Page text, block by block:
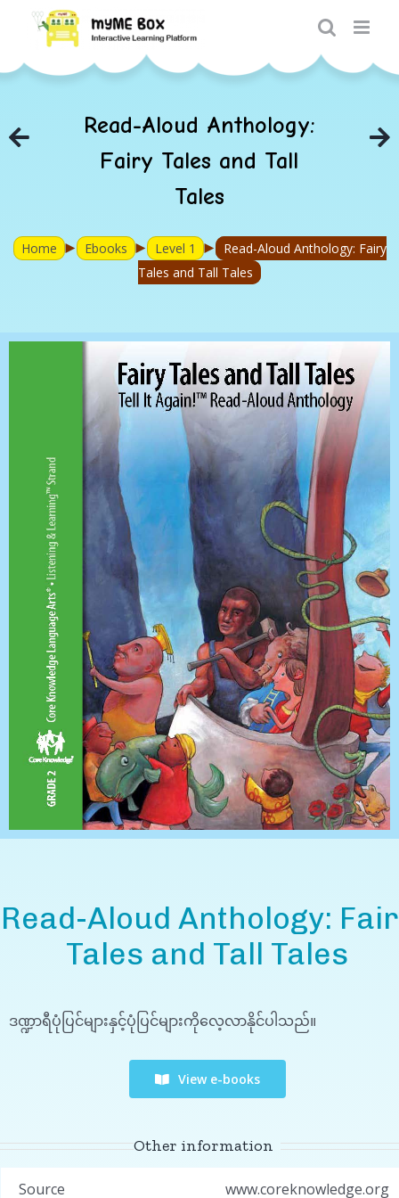
content
Read-Aloud Anthology:
Fairy Tales and Tall
Tales
Home ► Ebooks ► Level 1 ► Read-Aloud Anthology: Fairy
Tales and Tall Tales
Read-Aloud Anthology:
Tales and Tall Tales
ဒဏ္ဍာရီပုံပြင်များနှင့်ပုံပြင်များကိုလေ့လာနိုင်ပါသည်။
View e-books
Other information
Source www.coreknowledge.org